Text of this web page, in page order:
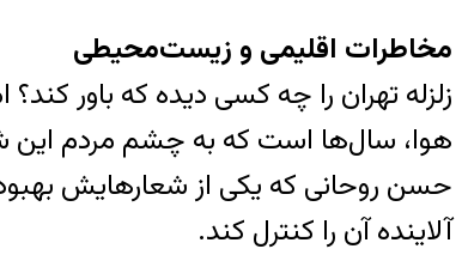
مخاطرات اقلیمی و زیست‌محیطی
زلزله تهران را چه کسی دیده که باور
هوا، سال‌ها است که به چشم مردم این
حسن روحانی که یکی از شعارهایش
آلاینده آن را کنترل کند.